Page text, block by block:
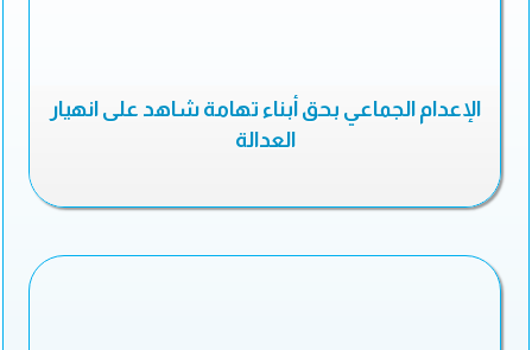
الإعدام الجماعي بحق أبناء تهامة شاهد على انهيار
العدالة